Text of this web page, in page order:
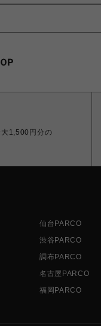
1,500円分の
仙台PARCO
渋谷PARCO
調布PARCO
名古屋PARCO
福岡PARCO